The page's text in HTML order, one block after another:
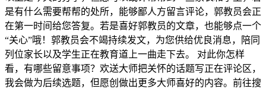
是有什么需要帮帮的处所，能够鄙人方留言评论，郭教员会正
在第一时间给您答复。若是喜好郭教员的文章，也能够点一个
“关心”哦！郭教员会不竭持续发文，为您供给优良消息，陪同
列位家长以及学生正在教育道上一曲走下去。 对此你怎样
看，有哪些留意事项？欢送大师把关怀的话题写正在评论区，
我会做为后续选题，但愿创做出更多大师喜好的内容。前往搜